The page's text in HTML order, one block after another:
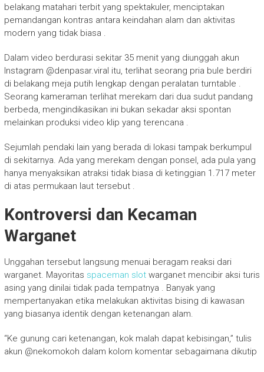
belakang matahari terbit yang spektakuler, menciptakan
pemandangan kontras antara keindahan alam dan aktivitas
modern yang tidak biasa .
Dalam video berdurasi sekitar 35 menit yang diunggah akun
Instagram @denpasar.viral itu, terlihat seorang pria bule berdiri
di belakang meja putih lengkap dengan peralatan turntable .
Seorang kameraman terlihat merekam dari dua sudut pandang
berbeda, mengindikasikan ini bukan sekadar aksi spontan
melainkan produksi video klip yang terencana .
Sejumlah pendaki lain yang berada di lokasi tampak berkumpul
di sekitarnya. Ada yang merekam dengan ponsel, ada pula yang
hanya menyaksikan atraksi tidak biasa di ketinggian 1.717 meter
di atas permukaan laut tersebut .
Kontroversi dan Kecaman
Warganet
Unggahan tersebut langsung menuai beragam reaksi dari
warganet. Mayoritas spaceman slotwarganet mencibir aksi turis
asing yang dinilai tidak pada tempatnya . Banyak yang
mempertanyakan etika melakukan aktivitas bising di kawasan
yang biasanya identik dengan ketenangan alam.
“Ke gunung cari ketenangan, kok malah dapat kebisingan,” tulis
akun @nekomokoh dalam kolom komentar sebagaimana dikutip